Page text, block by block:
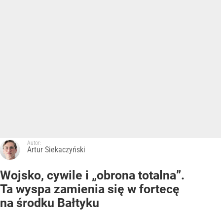
Autor:
Artur Siekaczyński
Wojsko, cywile i „obrona totalna”.
Ta wyspa zamienia się w fortecę
na środku Bałtyku